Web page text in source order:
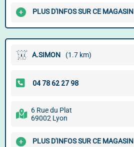
PLUS D'INFOS SUR CE MAGASIN
A.SIMON (1.7 km)
6 Rue du Plat
69002 Lyon
PLUS D'INFOS SUR CE MAGASIN